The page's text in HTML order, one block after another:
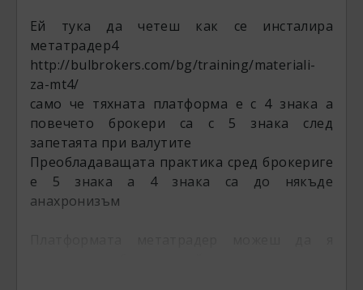
Ей тука да четеш как се инсталира
метатрадер4
http://bulbrokers.com/bg/training/materiali-
za-mt4/
само че тяхната платформа е с 4 знака а
повечето брокери са с 5 знака след
запетаята при валутите
Преобладаващата практика сред брокериге
е 5 знака а 4 знака са до някъде
анахронизъм